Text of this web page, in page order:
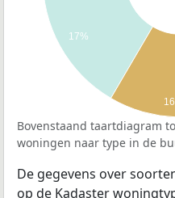
17%
Bovenstaand taartdiagram
woningen naar type in de
De gegevens over
op de Kadaster